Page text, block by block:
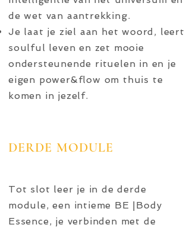
de wet van aantrekking.
Je laat je ziel aan het woord, leert
soulful leven en zet mooie
ondersteunende rituelen in en je
eigen power&flow om thuis te
komen in jezelf.
DERDE MODULE
Tot slot leer je in de derde
module, een intieme BE |Body
Essence, je verbinden met de